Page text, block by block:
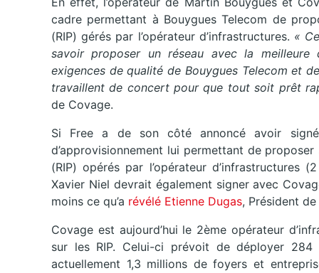
cadre permettant à Bouygues Telecom de
(RIP) gérés par l’opérateur d’infrastructures. «
savoir proposer un réseau avec la
exigences de qualité de Bouygues Telecom et
travaillent de concert pour que tout soit prêt
de Covage.
Si Free a de son côté annoncé avoir
d’approvisionnement lui permettant de proposer
(RIP) opérés par l’opérateur d’infrastructures
Xavier Niel devrait également signer avec
moins ce qu’a révélé Etienne Dugas, Président
Covage est aujourd’hui le 2ème opérateur
sur les RIP. Celui-ci prévoit de déployer
actuellement 1,3 millions de foyers et